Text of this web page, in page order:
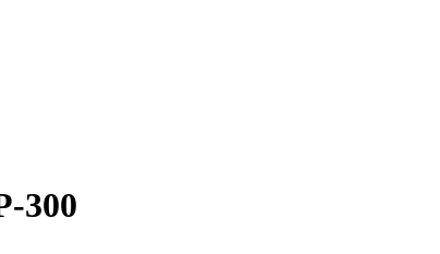
300